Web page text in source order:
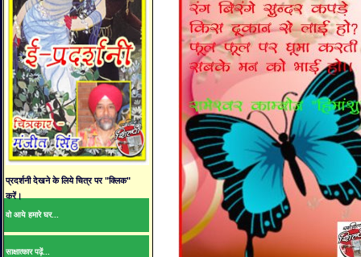
प्रदर्शनी देखने के लिये चित्र पर "क्लिक"
करें।
वो आये हमारे घर...
साक्षात्कार पढ़ें...